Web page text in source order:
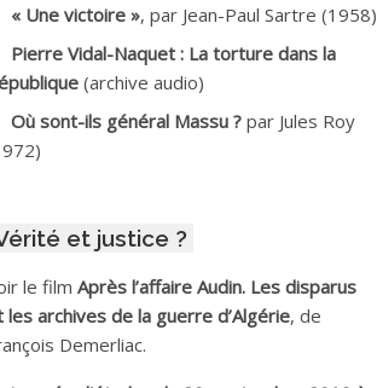
Rachid
Omar
Vve AIT SAADA
Mohamed Akli
« Une victoire », par Jean-Paul Sartre (1958)
Pierre Vidal-Naquet : La torture dans la
(archive audio)
Où sont-ils général Massu ? par Jules Roy
et justice ?
le film Après l’affaire Audin. Les disparus
les archives de la guerre d’Algérie, de
Demerliac.